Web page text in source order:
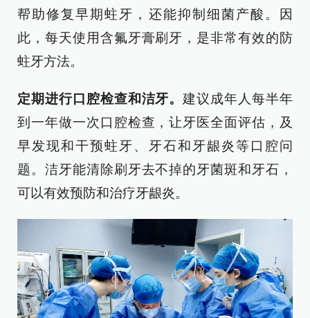
帮助修复早期蛀牙，还能抑制细菌产酸。因
此，每天使用含氟牙膏刷牙，是非常有效的防
蛀牙方法。
定期进行口腔检查和洁牙。建议成年人每半年
到一年做一次口腔检查，让牙医全面评估，及
早发现和干预蛀牙、牙石和牙龈炎等口腔问
题。洁牙能清除刷牙去不掉的牙菌斑和牙石，
可以有效预防和治疗牙龈炎。